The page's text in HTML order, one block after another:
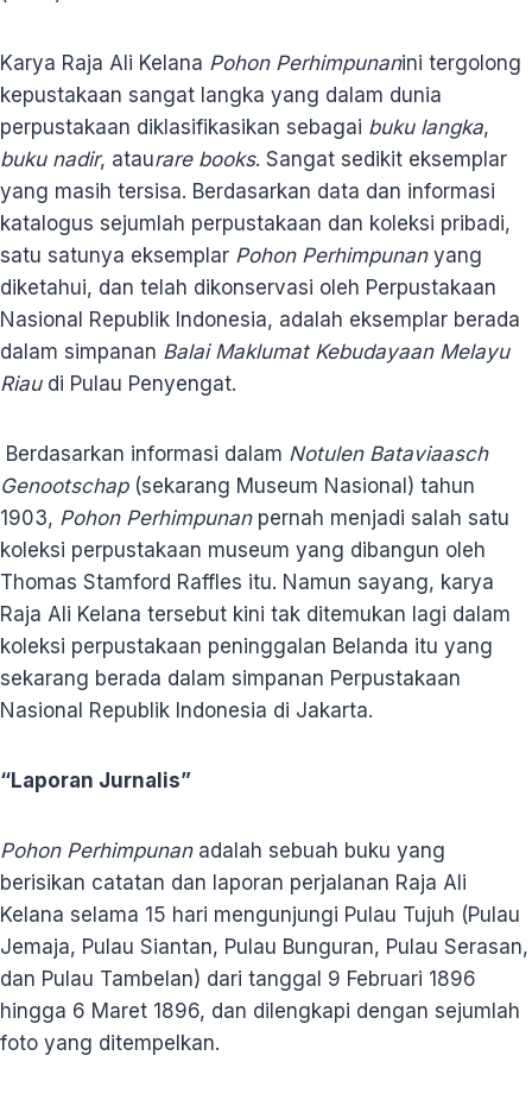
Karya Raja Ali Kelana Pohon Perhimpunanini tergolong
kepustakaan sangat langka yang dalam dunia
perpustakaan diklasifikasikan sebagai buku langka,
buku nadir, ataurare books. Sangat sedikit eksemplar
yang masih tersisa. Berdasarkan data dan informasi
katalogus sejumlah perpustakaan dan koleksi pribadi,
satu satunya eksemplar Pohon Perhimpunanyang
diketahui, dan telah dikonservasi oleh Perpustakaan
Nasional Republik Indonesia, adalah eksemplar berada
dalam simpanan Balai Maklumat Kebudayaan Melayu
Riaudi Pulau Penyengat.
Berdasarkan informasi dalam Notulen Bataviaasch
Genootschap(sekarang Museum Nasional) tahun
1903, Pohon Perhimpunanpernah menjadi salah satu
koleksi perpustakaan museum yang dibangun oleh
Thomas Stamford Raffles itu. Namun sayang, karya
Raja Ali Kelana tersebut kini tak ditemukan lagi dalam
koleksi perpustakaan peninggalan Belanda itu yang
sekarang berada dalam simpanan Perpustakaan
Nasional Republik Indonesia di Jakarta.
“Laporan Jurnalis”
Pohon Perhimpunanadalah sebuah buku yang
berisikan catatan dan laporan perjalanan Raja Ali
Kelana selama 15 hari mengunjungi Pulau Tujuh (Pulau
Jemaja, Pulau Siantan, Pulau Bunguran, Pulau Serasan,
dan Pulau Tambelan) dari tanggal 9 Februari 1896
hingga 6 Maret 1896, dan dilengkapi dengan sejumlah
foto yang ditempelkan.